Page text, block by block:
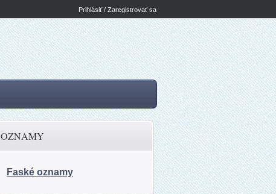
Prihlásiť / Zaregistrovať sa
OZNAMY
Faské oznamy